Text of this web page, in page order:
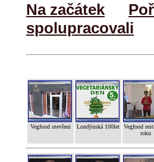
Na začátek
spolupracovali
Vegfood otevřeni Londýnská 100let
Vegfood
roku